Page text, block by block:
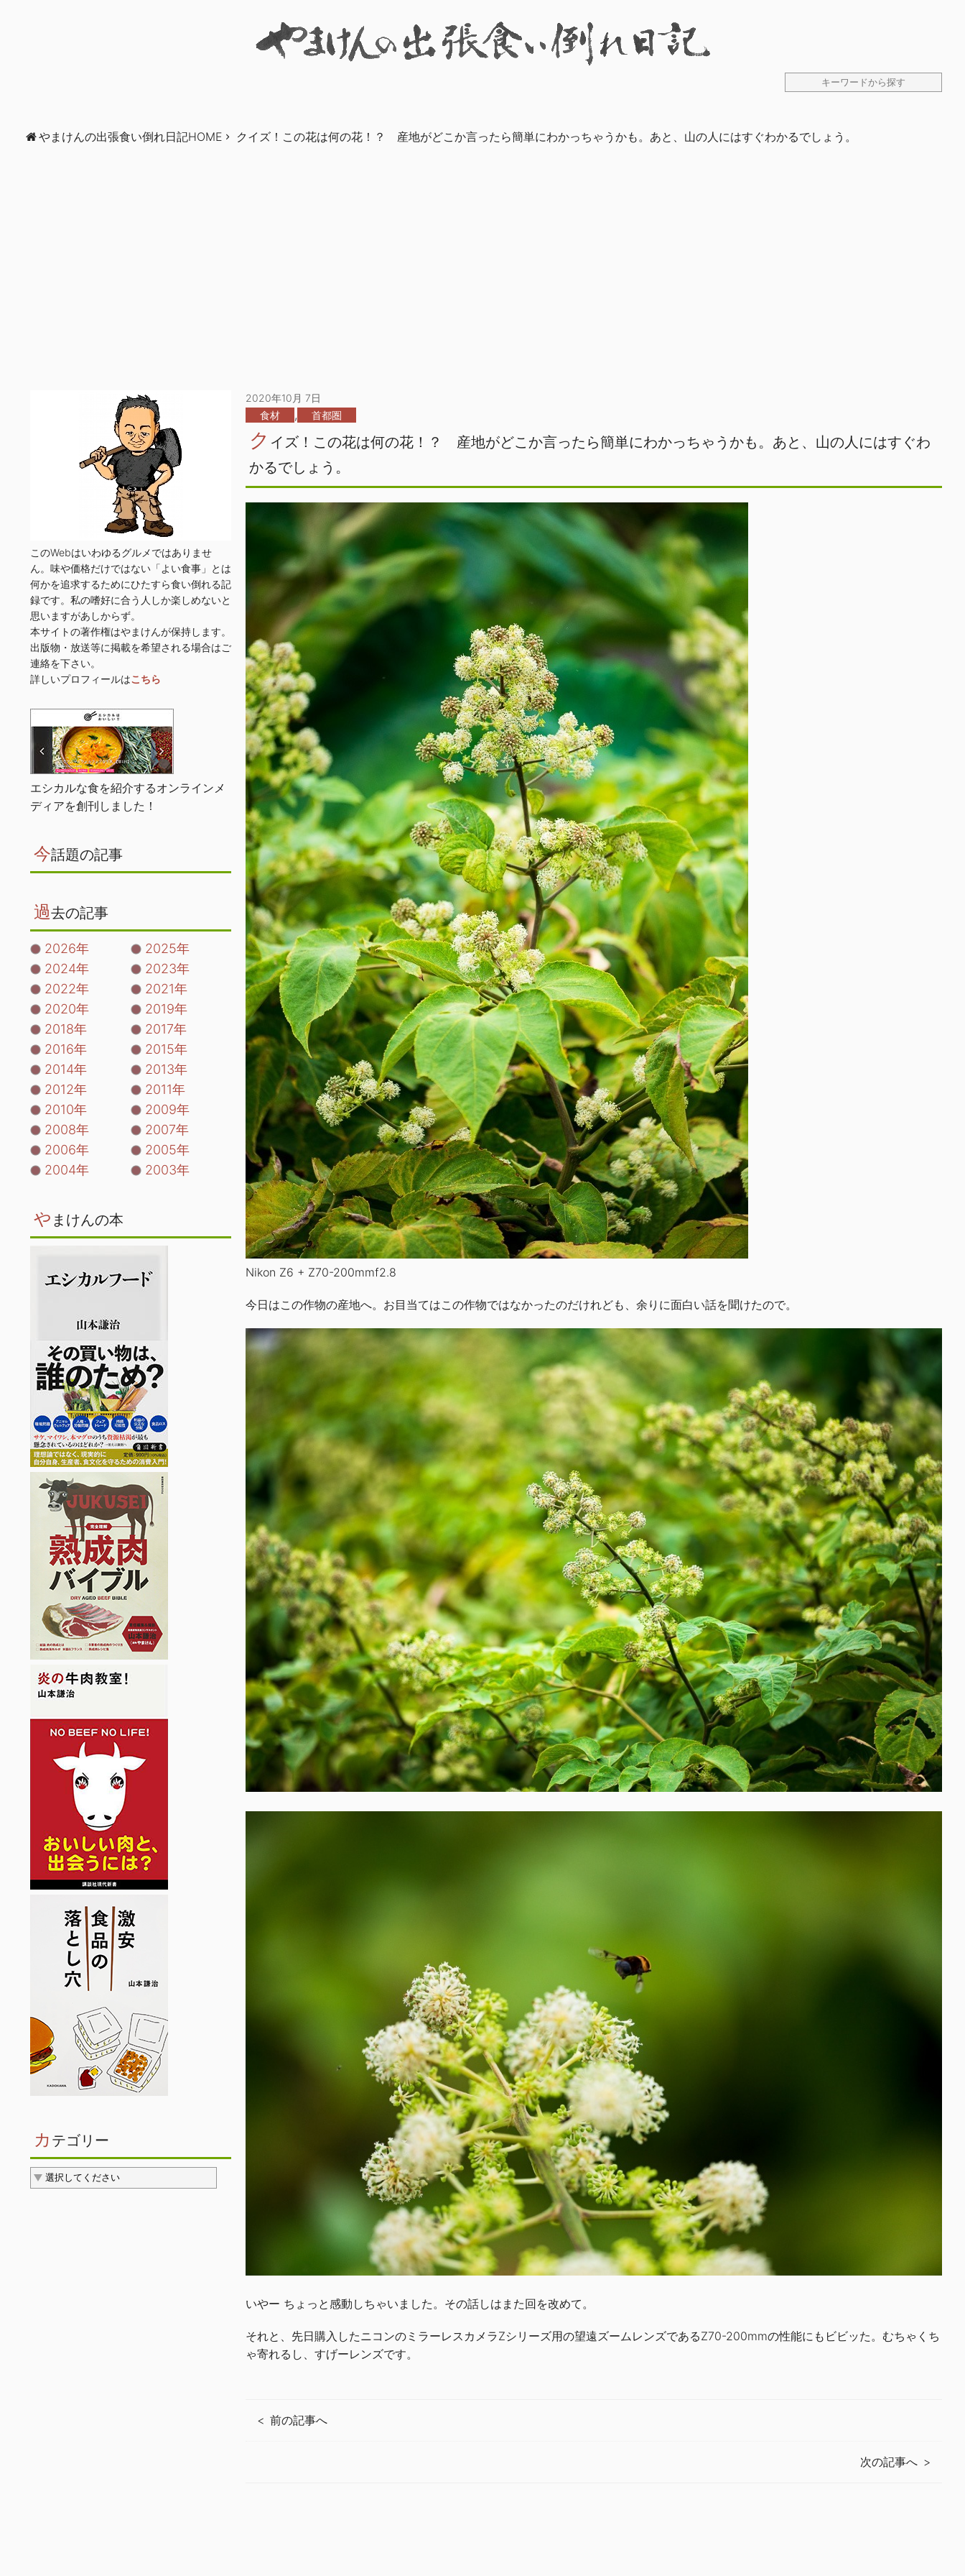
やまけんの出張食い倒れ日記HOME クイズ！この花は何の花！？ 産地がどこか言ったら簡単にわかっちゃうかも。あと、山の人にはすぐわかるでしょう。
2020年10月 7日
食材
, 首都圏
ク イズ！この花は何の花！？ 産地がどこか言ったら簡単にわかっちゃうかも。あと、山の人にはすぐわ
かるでしょう。
Nikon Z6 + Z70-200mmf2.8
今日はこの作物の産地へ。お目当てはこの作物ではなかったのだけれども、余りに面白い話を聞けたので。
いやー ちょっと感動しちゃいました。その話しはまた回を改めて。
それと、先日購入したニコンのミラーレスカメラZシリーズ用の望遠ズームレンズであるZ70-200mmの性能にもビビッた。むちゃくち
ゃ寄れるし、すげーレンズです。
前の記事へ
次の記事へ
このWebはいわゆるグルメではありませ
ん。味や価格だけではない「よい食事」とは
何かを追求するためにひたすら食い倒れる記
録です。私の嗜好に合う人しか楽しめないと
思いますがあしからず。
本サイトの著作権はやまけんが保持します。
出版物・放送等に掲載を希望される場合はご
連絡を下さい。
詳しいプロフィールはこちら
エシカルな食を紹介するオンラインメ
ディアを創刊しました！
今話題の記事
過去の記事
2026年
2025年
2024年
2023年
2022年
2021年
2020年
2019年
2018年
2017年
2016年
2015年
2014年
2013年
2012年
2011年
2010年
2009年
2008年
2007年
2006年
2005年
2004年
2003年
や まけんの本
カ テゴリー